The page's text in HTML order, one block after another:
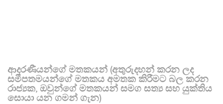
ආදරණීයන්ගේ මතකයන් (අතුරුදහන් කරන ලද
සමීපතමයන්ගේ මතකය අමතක කිරීමට බල කරන
රාජ්‍යක, ඔවුන්ගේ මතකයන් සමග සත්‍ය සහ යුක්තිය
සොයා යන ගමන් ගැන)